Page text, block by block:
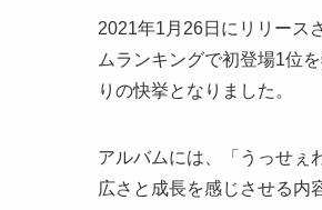
2021年1月26日にリリース
ムランキングで初登場1位
りの快挙となりました。
アルバムには、「うっせぇ
広さと成長を感じさせる内